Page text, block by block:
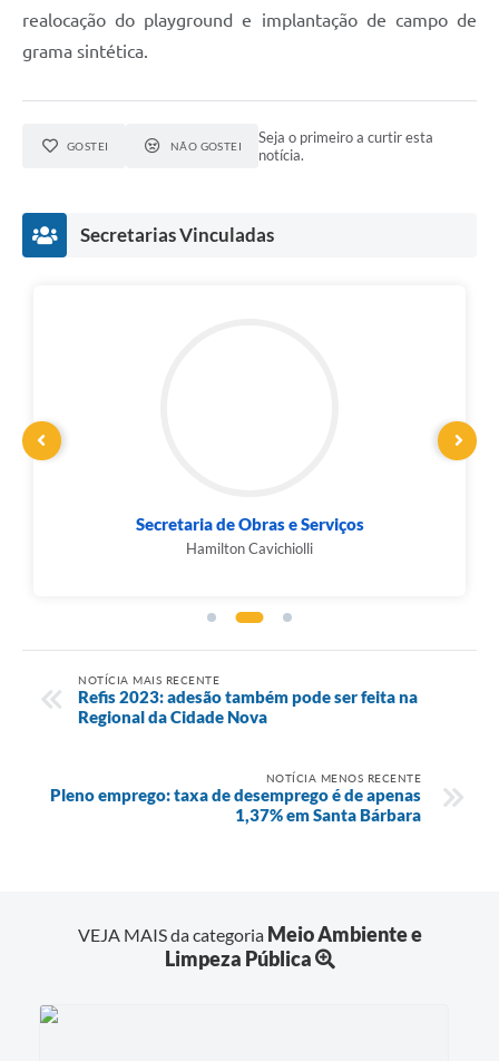
realocação do playground e implantação de campo de
grama sintética.
GOSTEI NÃO GOSTEI
Seja o primeiro a curtir esta
notícia.
Secretarias Vinculadas
Secretaria de Obras e Serviços
Hamilton Cavichiolli
NOTÍCIA MAIS RECENTE
Refis 2023: adesão também pode ser feita na
Regional da Cidade Nova
NOTÍCIA MENOS RECENTE
Pleno emprego: taxa de desemprego é de apenas
1,37% em Santa Bárbara
VEJA MAIS da categoria Meio Ambiente e
Limpeza Pública